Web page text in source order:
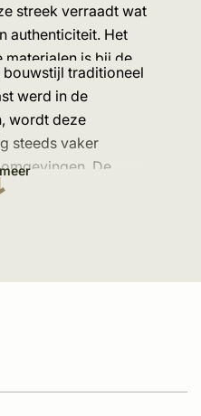
streek verraadt wat
authenticiteit. Het
is bij de
De typische
woning komt
stenen,
speciale
Maar ook
herken je de
traditioneel
werd in de
wordt deze
steeds vaker
De
materialen met
aan een Kempisch
of
ontstaat een unieke
elementen.